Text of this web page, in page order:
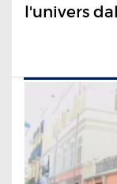
l'univers